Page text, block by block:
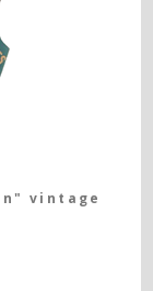
vintage